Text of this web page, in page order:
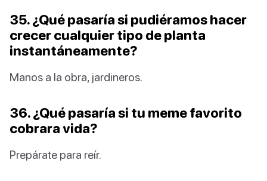
35. ¿Qué pasaría si pudiéramos hacer
crecer cualquier tipo de planta
instantáneamente?
Manos a la obra, jardineros.
36. ¿Qué pasaría si tu meme favorito
cobrara vida?
Prepárate para reír.